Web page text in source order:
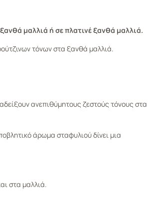
μαλλιά ή σε πλατινέ ξανθά μαλλιά.
τόνων στα ξανθά μαλλιά.
ανεπιθύμητους ζεστούς τόνους στα
άρωμα σταφυλιού δίνει μια
στα μαλλιά.